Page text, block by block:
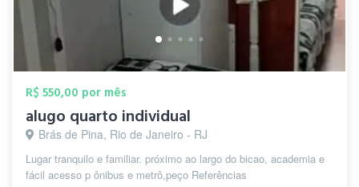
R$ 550,00 por mês
alugo quarto individual
Brás de Pina, Rio de Janeiro - RJ
Lugar tranquilo e familiar. próximo ao largo do bicao, academia e
fácil acesso p ônibus e metrô,peço Referências